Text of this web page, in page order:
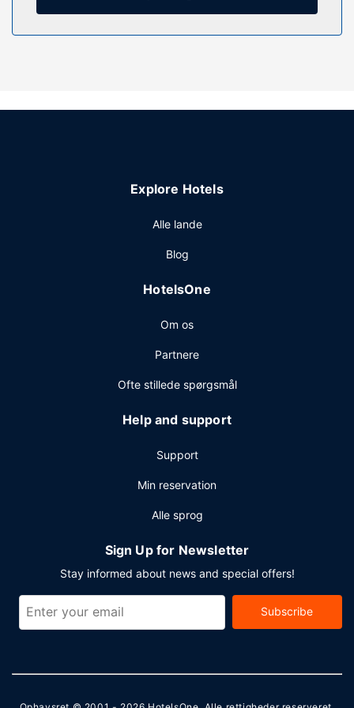
Ejendomsfacilitet
Nyd de rekreative faciliteter, såsom en udendørs pool og
Gæsterne har blandt andet adgang til en døgnåben
parkering er til rådighed på stedet.
Explore Hotels
Alle lande
Blog
HotelsOne
Om os
Partnere
Ofte stillede spørgsmål
Help and support
Support
Min reservation
Alle sprog
Sign Up for Newsletter
Stay informed about news and special offers!
Subscribe